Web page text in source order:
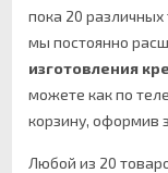
пока 20
мы постоянно
изготовления
можете как по
корзину, оформив
Любой из 20